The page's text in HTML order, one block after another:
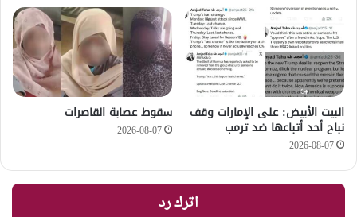
‏البيت الأبيض: على ⁧‫الإمارات‬⁩ وقف
نباح أحد أتباعها ضد ترمب
2026-08-07
سقوط عصابة القاصرات
2026-08-07
اترك رد